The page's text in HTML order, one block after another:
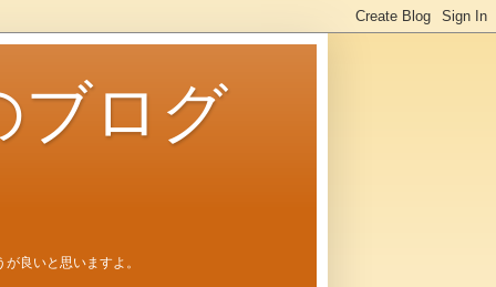
ブログ
良いと思いますよ。